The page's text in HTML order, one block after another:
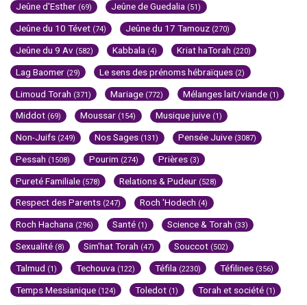
Jeûne d'Esther (69) Jeûne de Guedalia (51)
Jeûne du 10 Tévet (74) Jeûne du 17 Tamouz (270)
Jeûne du 9 Av (582) Kabbala (4) Kriat haTorah (220)
Lag Baomer (29) Le sens des prénoms hébraïques (2)
Limoud Torah (371) Mariage (772) Mélanges lait/viande (1)
Middot (69) Moussar (154) Musique juive (1)
Non-Juifs (249) Nos Sages (131) Pensée Juive (3087)
Pessah (1508) Pourim (274) Prières (3)
Pureté Familiale (578) Relations & Pudeur (528)
Respect des Parents (247) Roch 'Hodech (4)
Roch Hachana (296) Santé (1) Science & Torah (33)
Sexualité (8) Sim'hat Torah (47) Souccot (502)
Talmud (1) Techouva (122) Téfila (2230) Téfilines (356)
Temps Messianique (124) Toledot (1) Torah et société (1)